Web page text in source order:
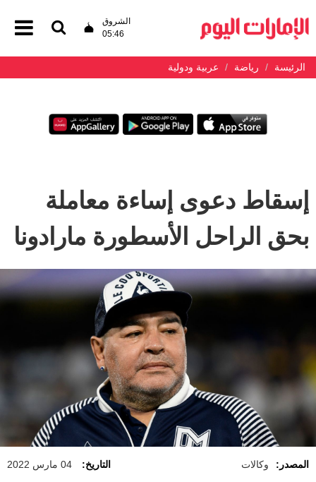
الشروق
05:46
الرئيسة رياضة عربية ودولية
إسقاط دعوى إساءة معاملة
بحق الراحل الأسطورة مارادونا
المصدر: وكالات التاريخ: 04 مارس 2022